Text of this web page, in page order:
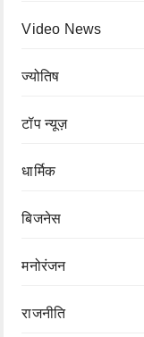
Video News
ज्योतिष
टॉप न्यूज़
धार्मिक
बिजनेस
मनोरंजन
राजनीति